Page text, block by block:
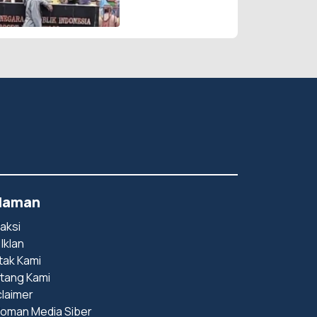
Kami
Kami
Media Siber